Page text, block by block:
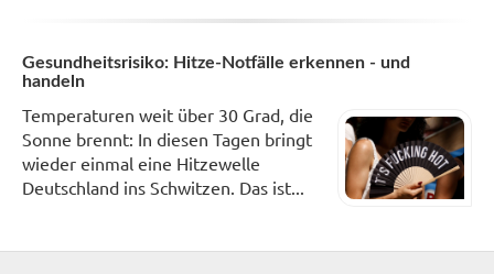
Gesundheitsrisiko: Hitze-Notfälle erkennen - und
handeln
Temperaturen weit über 30 Grad, die
Sonne brennt: In diesen Tagen bringt
wieder einmal eine Hitzewelle
Deutschland ins Schwitzen. Das ist...